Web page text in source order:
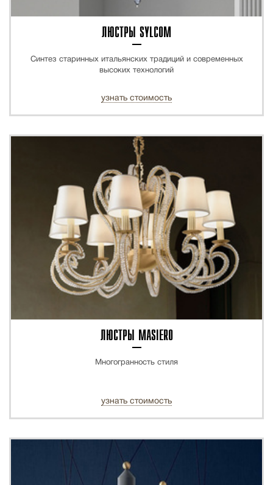
ЛЮСТРЫ SYLCOM
Синтез старинных итальянских традиций и современных
высоких технологий
узнать стоимость
ЛЮСТРЫ MASIERO
Многогранность стиля
узнать стоимость